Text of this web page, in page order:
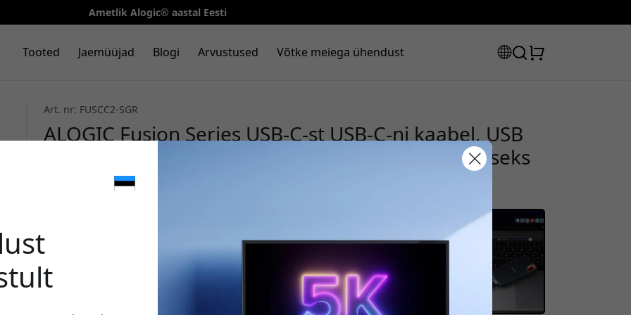
Ametlik Alogic® aastal Eesti
Tooted Jaemüüjad Blogi Arvustused Võtke meiega ühendust
Art. nr: FUSCC2-SGR
ALOGIC Fusion Series USB-C-st USB-C-ni kaabel, USB
3.2 Gen 2, 20 Gbps, 100 W, 4K 60 Hz, 2 m laadimiseks
ja video edastamiseks - Kosmosehall
Kasuta seda koodi kassas, et saada 8% allahindlust.